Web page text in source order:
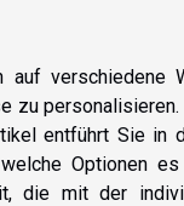
auf verschiedene
entführt Sie in
Optionen
die mit der